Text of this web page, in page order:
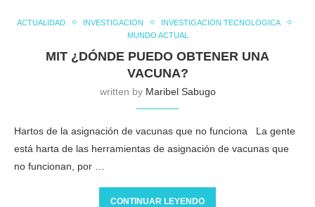
ACTUALIDAD INVESTIGACIÓN
INVESTIGACIÓN TECNOLÓGICA
MUNDO ACTUAL
MIT ¿DÓNDE PUEDO OBTENER UNA
VACUNA?
written by Maribel Sabugo
Hartos de la asignación de vacunas que no funciona La gente
está harta de las herramientas de asignación de vacunas que
no funcionan, por …
CONTINUAR LEYENDO